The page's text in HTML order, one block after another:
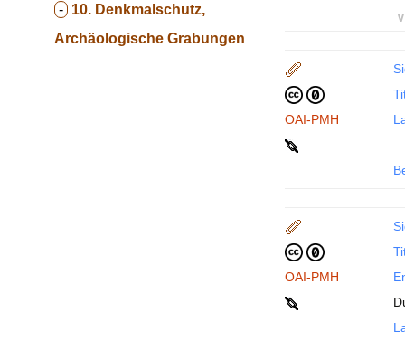
- 10. Denkmalschutz,
Archäologische Grabungen
∨
OAI-PMH
OAI-PMH